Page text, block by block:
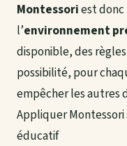
Montessoriest donc
l’environnement
disponible, des
possibilité, pour
empêcher les autres
Appliquer
éducatif